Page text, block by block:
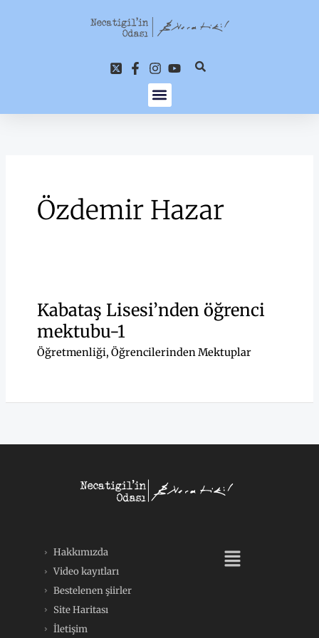
Özdemir Hazar
Kabataş Lisesi’nden öğrenci
mektubu-1
Öğretmenliği, Öğrencilerinden Mektuplar
Hakkımızda
Video kayıtları
Bestelenen şiirler
Site Haritası
İletişim
Menü